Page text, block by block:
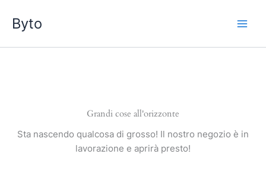
contenuto
Byto
Grandi cose all'orizzonte
Sta nascendo qualcosa di grosso! Il nostro negozio è in
lavorazione e aprirà presto!